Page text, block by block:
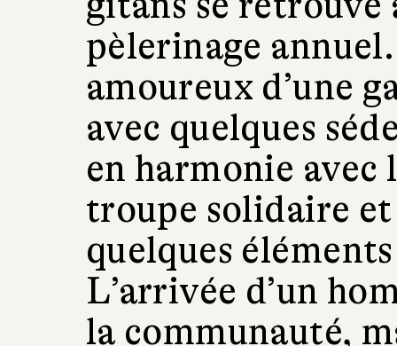
pèlerinage
amoureux d’une
avec quelques
en harmonie avec
troupe solidaire
quelques
L’arrivée d’un
la communauté,